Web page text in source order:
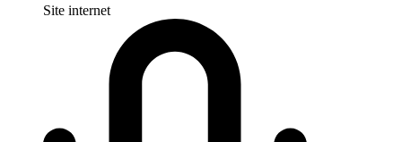
Site internet